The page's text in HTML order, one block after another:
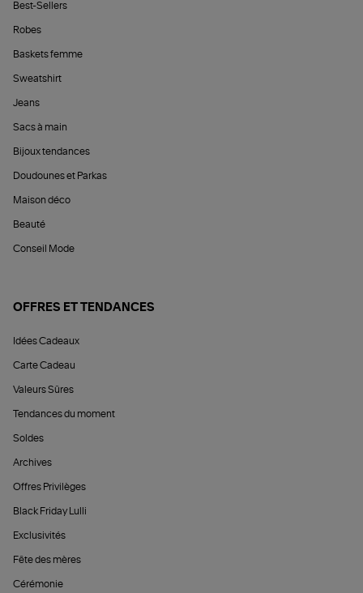
Best-Sellers
Robes
Baskets femme
Sweatshirt
Jeans
Sacs à main
Bijoux tendances
Doudounes et Parkas
Maison déco
Beauté
Conseil Mode
OFFRES ET TENDANCES
Idées Cadeaux
Carte Cadeau
Valeurs Sûres
Tendances du moment
Soldes
Archives
Offres Privilèges
Black Friday Lulli
Exclusivités
Fête des mères
Cérémonie